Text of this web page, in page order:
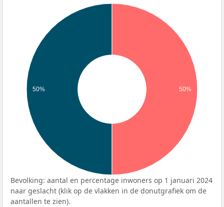
50% 50%
Bevolking: aantal en percentage inwoners op 1 januari 2024
naar geslacht (klik op de vlakken in de donutgrafiek om de
aantallen te zien).